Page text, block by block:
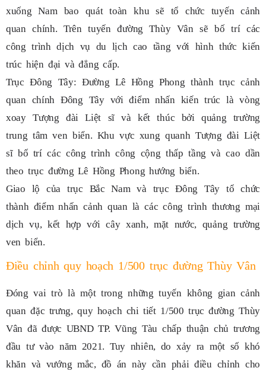
xuống Nam bao quát toàn khu sẽ tổ chức tuyến cảnh
quan chính. Trên tuyến đường Thùy Vân sẽ bố trí các
công trình dịch vụ du lịch cao tầng với hình thức kiến
trúc hiện đại và đẳng cấp.
Trục Đông Tây: Đường Lê Hồng Phong thành trục cảnh
quan chính Đông Tây với điểm nhấn kiến trúc là vòng
xoay Tượng đài Liệt sĩ và kết thúc bởi quảng trường
trung tâm ven biển. Khu vực xung quanh Tượng đài Liệt
sĩ bố trí các công trình công cộng thấp tầng và cao dần
theo trục đường Lê Hồng Phong hướng biển.
Giao lộ của trục Bắc Nam và trục Đông Tây tổ chức
thành điểm nhấn cảnh quan là các công trình thương mại
dịch vụ, kết hợp với cây xanh, mặt nước, quảng trường
ven biển.
Điều chỉnh quy hoạch 1/500 trục đường Thùy Vân
Đóng vai trò là một trong những tuyến không gian cảnh
quan đặc trưng, quy hoạch chi tiết 1/500 trục đường Thùy
Vân đã được UBND TP. Vũng Tàu chấp thuận chủ trương
đầu tư vào năm 2021. Tuy nhiên, do xảy ra một số khó
khăn và vướng mắc, đồ án này cần phải điều chỉnh cho